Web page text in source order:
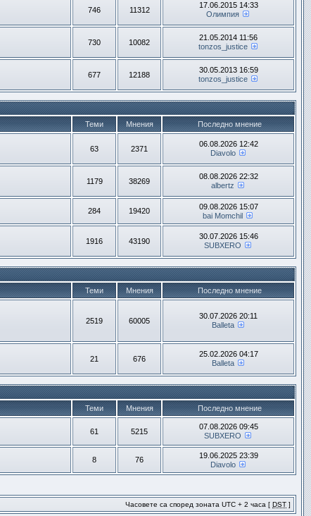
746 11312
17.06.2015 14:33
Олимпия
730 10082
21.05.2014 11:56
tonzos_justice
677 12188
30.05.2013 16:59
tonzos_justice
Теми Мнения Последно мнение
63 2371
06.08.2026 12:42
Diavolo
1179 38269
08.08.2026 22:32
albertz
284 19420
09.08.2026 15:07
bai Momchil
1916 43190
30.07.2026 15:46
SUBXERO
Теми Мнения Последно мнение
2519 60005
30.07.2026 20:11
Balleta
21 676
25.02.2026 04:17
Balleta
Теми Мнения Последно мнение
61 5215
07.08.2026 09:45
SUBXERO
8 76
19.06.2025 23:39
Diavolo
Часовете са според зоната UTC + 2 часа [ DST ]